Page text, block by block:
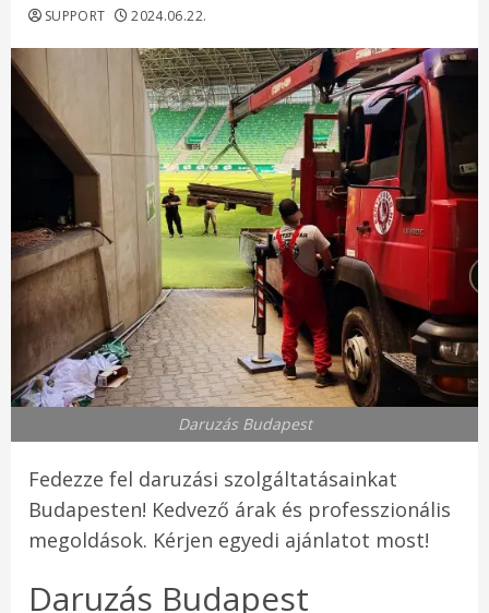
SUPPORT 2024.06.22.
Daruzás Budapest
Fedezze fel daruzási szolgáltatásainkat
Budapesten! Kedvező árak és professzionális
megoldások. Kérjen egyedi ajánlatot most!
Daruzás Budapest